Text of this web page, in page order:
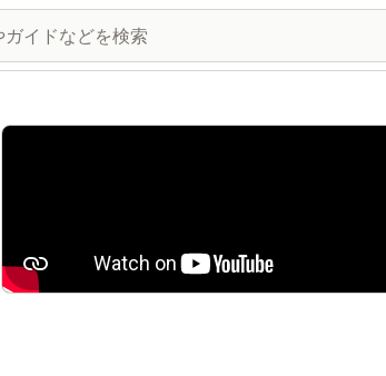
特集の画像ギャラリー